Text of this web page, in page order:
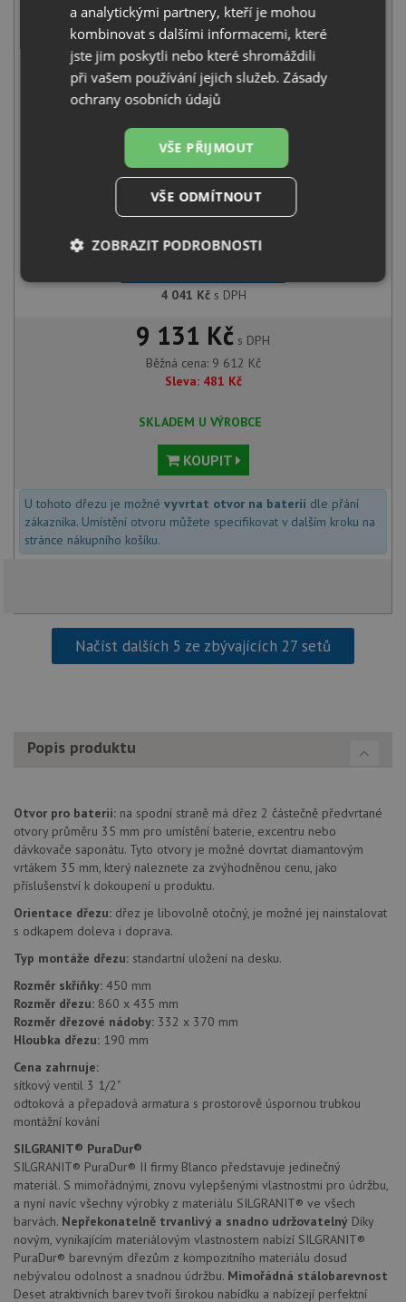
BLANCO FAVUM 45 S kávová 524232
s DPH
+
4 041 Kčs DPH
9 131 Kč s DPH
Běžná cena: 9 612 Kč
Sleva: 481 Kč
SKLADEM U VÝROBCE
KOUPIT
U tohoto dřezu je možné vyvrtat otvor na baterii dle přání
zákazníka. Umístění otvoru můžete specifikovat v dalším kroku na
stránce nákupního košíku.
Načíst dalších 5 ze zbývajících 27 setů
Popis produktu
Otvor pro baterii: na spodní straně má dřez 2 částečně předvrtané
otvory průměru 35 mm pro umístění baterie, excentru nebo
dávkovače saponátu. Tyto otvory je možné dovrtat diamantovým
vrtákem 35 mm, který naleznete za zvýhodněnou cenu, jako
příslušenství k dokoupení u produktu.
Orientace dřezu: dřez je libovolně otočný, je možné jej nainstalovat
s odkapem doleva i doprava.
Typ montáže dřezu: standartní uložení na desku.
Rozměr skříňky: 450 mm
Rozměr dřezu: 860 x 435 mm
Rozměr dřezové nádoby: 332 x 370 mm
Hloubka dřezu: 190 mm
Cena zahrnuje:
sítkový ventil 3 1/2"
odtoková a přepadová armatura s prostorově úspornou trubkou
montážní kování
SILGRANIT® PuraDur®
SILGRANIT® PuraDur® II firmy Blanco představuje jedinečný
materiál. S mimořádnými, znovu vylepšenými vlastnostmi pro údržbu,
a nyní navíc všechny výrobky z materiálu SILGRANIT® ve všech
barvách. Nepřekonatelně trvanlivý a snadno udržovatelný Díky
novým, vynikajícím materiálovým vlastnostem nabízí SILGRANIT®
PuraDur® barevným dřezům z kompozitního materiálu dosud
nebývalou odolnost a snadnou údržbu. Mimořádná stálobarevnost
Deset atraktivních barev tvoří širokou nabídku a nabízejí perfektní
a analytickými partnery, kteří je mohou
kombinovat s dalšími informacemi, které
jste jim poskytli nebo které shromáždili
při vašem používání jejich služeb.Zásady
ochrany osobních údajů
VŠE PŘIJMOUT
VŠE ODMÍTNOUT
ZOBRAZIT PODROBNOSTI
Nezbytně
Výkonové
soubory
Soubory
Funkční soubory
Nezařazené
Nezbytně nutné soubory
Výkonové soubory
Soubory cílení
Funkční soubory
Nezbytně nutné soubory cookie umožňují základní
funkce webových stránek, jako je přihlášení
uživatele a správa účtu. Webové stránky nelze bez
nezbytně nutných souborů cookie správně používat.
widget-
CookieScriptConsent
CookieScript
www.drezy-
blanco.cz
5 měsíců
4 týdny
cookie
zásadách ochrany soukromí společnosti Google